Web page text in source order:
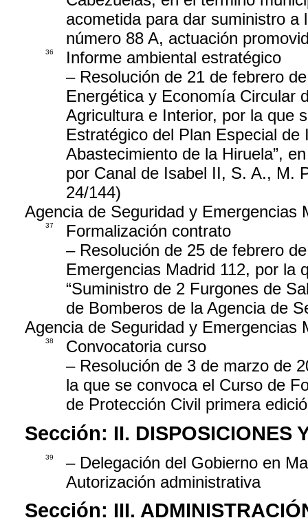
acometida para dar suministro
número 88 A, actuación
36
Informe ambiental estratégico
– Resolución de 21 de febrero
Energética y Economía Circular
Agricultura e Interior, por la que
Estratégico del Plan Especial
Abastecimiento de la Hiruela”,
por Canal de Isabel II, S. A., M.
24/144)
Agencia de Seguridad y Emergencias
37
Formalización contrato
– Resolución de 25 de febrero
Emergencias Madrid 112, por la
“Suministro de 2 Furgones de
de Bomberos de la Agencia de
Agencia de Seguridad y Emergencias
38
Convocatoria curso
– Resolución de 3 de marzo de
la que se convoca el Curso de
de Protección Civil primera
Sección: II. DISPOSICIONES
39
– Delegación del Gobierno en
Autorización administrativa
Sección: III.